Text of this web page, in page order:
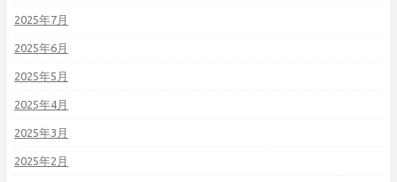
2025年7月
2025年6月
2025年5月
2025年4月
2025年3月
2025年2月